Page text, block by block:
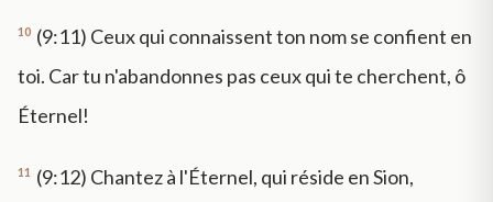
10 (9:11) Ceux qui connaissent ton nom se confient en
toi. Car tu n'abandonnes pas ceux qui te cherchent, ô
Éternel!
11 (9:12) Chantez à l'Éternel, qui réside en Sion,